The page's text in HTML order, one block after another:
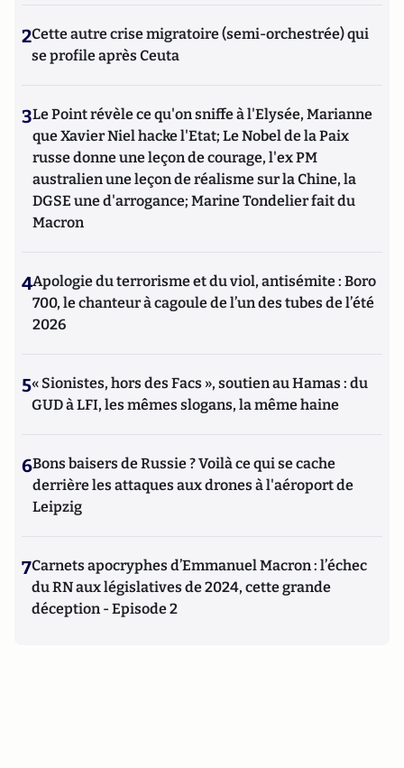
2Cette autre crise migratoire (semi-orchestrée) qui
se profile après Ceuta
3Le Point révèle ce qu'on sniffe à l'Elysée, Marianne
que Xavier Niel hacke l'Etat; Le Nobel de la Paix
russe donne une leçon de courage, l'ex PM
australien une leçon de réalisme sur la Chine, la
DGSE une d'arrogance; Marine Tondelier fait du
Macron
4Apologie du terrorisme et du viol, antisémite : Boro
700, le chanteur à cagoule de l’un des tubes de l’été
2026
5« Sionistes, hors des Facs », soutien au Hamas : du
GUD à LFI, les mêmes slogans, la même haine
6Bons baisers de Russie ? Voilà ce qui se cache
derrière les attaques aux drones à l'aéroport de
Leipzig
7Carnets apocryphes d’Emmanuel Macron : l’échec
du RN aux législatives de 2024, cette grande
déception - Episode 2